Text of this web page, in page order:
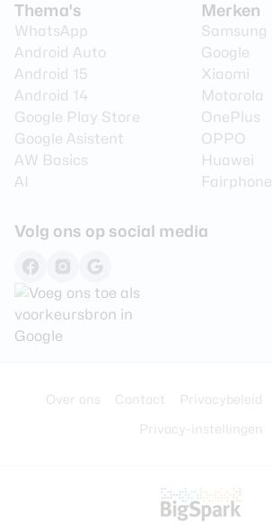
Thema's
WhatsApp
Android Auto
Android 15
Android 14
Google Play Store
Google Asistent
AW Basics
AI
Merken
Samsung
Google
Xiaomi
Motorola
OnePlus
OPPO
Huawei
Fairphone
Volg ons op social media
Over ons Contact Privacybeleid
Privacy-instellingen